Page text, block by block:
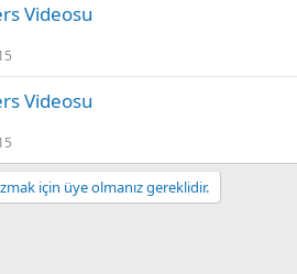
Videosu
Videosu
için üye olmanız gereklidir.